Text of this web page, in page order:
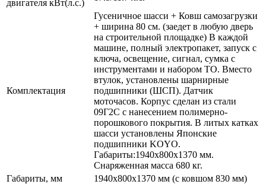
двигателя кВт(л.с.)
Комплектация
Гусеничное шасси + Ковш самозагрузки
+ ширина 80 см. (заедет в любую дверь
на строительной площадке) В каждой
машине, полный электропакет, запуск с
ключа, освещение, сигнал, сумка с
инструментами и набором ТО. Вместо
втулок, установлены шарнирные
подшипники (ШСП). Датчик
моточасов. Корпус сделан из стали
09Г2С с нанесением полимерно-
порошкового покрытия. В литых катках
шасси установлены Японские
подшипники KOYO.
Габариты:1940x800x1370 мм.
Снаряженная масса 680 кг.
Габариты, мм
1940x800x1370 мм (с ковшом 830 мм)